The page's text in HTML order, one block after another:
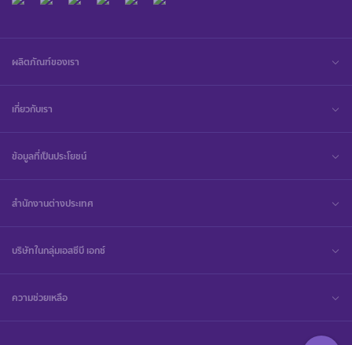
ผลิตภัณฑ์ของเรา
เกี่ยวกับเรา
ข้อมูลที่เป็นประโยชน์
สำนักงานต่างประเทศ
บริษัทในกลุ่มเอสซีบี เอกซ์
ความช่วยเหลือ